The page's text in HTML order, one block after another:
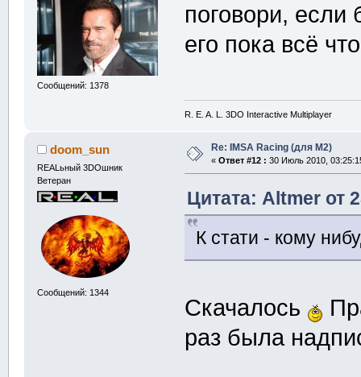
Сообщений: 1378
поговори, если
его пока всё
R. E. A. L. 3DO Interactive Multiplayer
doom_sun
REALьный 3DOшник
Ветеран
Сообщений: 1344
Re: IMSA Racing (для M2)
« Ответ #12 : 30 Июль 2010,
Цитата: Altmer от
К стати - кому
Скачалось
раз была